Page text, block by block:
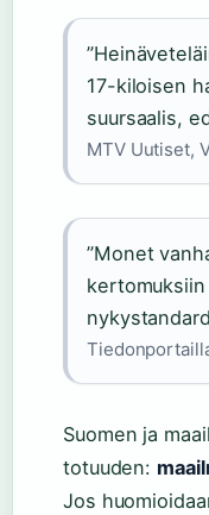
17-kiloisen
suursaalis,
MTV Uutiset,
”Monet
Suomen ja
totuuden:
Jos